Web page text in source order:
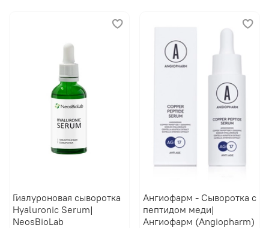
Гиалуроновая сыворотка
Hyaluronic Serum|
NeosBioLab
Ангиофарм - Сыворотка с
пептидом меди|
Ангиофарм (Angiopharm)